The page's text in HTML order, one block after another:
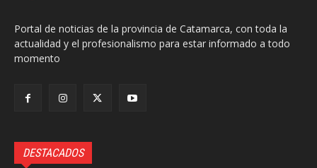
Portal de noticias de la provincia de Catamarca, con toda la
actualidad y el profesionalismo para estar informado a todo
momento
DESTACADOS